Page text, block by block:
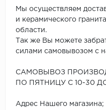
Мы осуществляем
и керамического
области.
Так же Вы можете
силами самовывозом с
САМОВЫВОЗ
ПО ПЯТНИЦУ С 10-30
Адрес Нашего